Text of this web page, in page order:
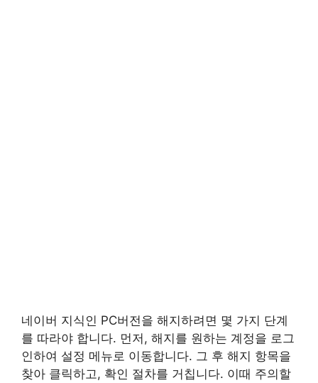
네이버 지식인 PC버전을 해지하려면 몇 가지 단계
를 따라야 합니다. 먼저, 해지를 원하는 계정을 로그
인하여 설정 메뉴로 이동합니다. 그 후 해지 항목을
찾아 클릭하고, 확인 절차를 거칩니다. 이때 주의할